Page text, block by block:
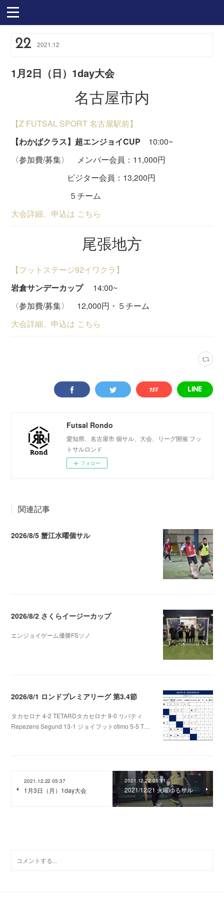
22 2021 .12
1月2日（日）1day大会
名古屋市内
【Z FUTSAL SPORT 名古屋駅前】
【わかばクラス】超エンジョイCUP 10:00~
〈参加費/募集〉 メンバー会員：11,000円
ビジター会員：13,200円
５チーム
大会詳細、申込は こちら
尾張地方
【フットステージ92イワクラ】
岩倉サンデーカップ14:00~
〈参加費/募集〉 12,000円・５チーム
大会詳細、申込は こちら
Futsal Rondo
愛知県、名古屋市 個サル、大会、リーグ開催 フッ
トサルロンド
フォロー
関連記事
2026/8/5 蟹江水曜個サル
2026/8/2 さくらイージーカップ
エンジョイゲーム優勝FSソノ
2026/8/1 ロンドプレミアリーグ 第3.4節
タカセロナ 4-2 TETARDタカセロナ 9-0 リバティ
Repezens Segund 13-1 ジョイフットotimo 5-5 T…
2021.12.22 05:37
1月3日（月）1day大会
2021.12.22 05:11
2021/12/21 火曜ゆるサル